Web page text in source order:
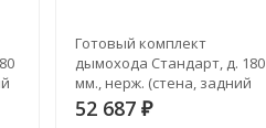
Готовый комплект
дымохода Стандарт, д. 180
мм., нерж. (стена, задний
выход)
52 687 ₽